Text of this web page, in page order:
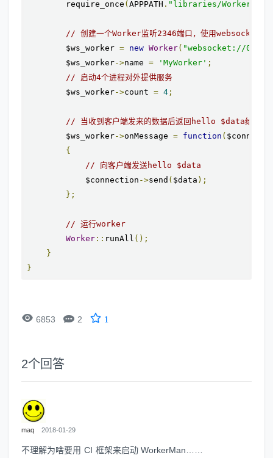
        require_once
( APPPATH . "libraries/Workerman/
// 创建一个Worker监听2346端口，使用websocket协
        $ws_worker
= new Worker( "websocket://
        $ws_worker
->name = 'MyWorker' ;
// 启动4个进程对外提供服务
        $ws_worker
->count = 4 ;
// 当收到客户端发来的数据后返回hello $data给客户
        $ws_worker
->onMessage = function (
{
// 向客户端发送hello $data
            $connection
->send ( $data );
};
// 运行worker
Worker :: runAll ();
}
}
 6853  2 1
2个回答
maq 2018-01-29
不理解为啥要用 CI 框架来启动 WorkerMan……